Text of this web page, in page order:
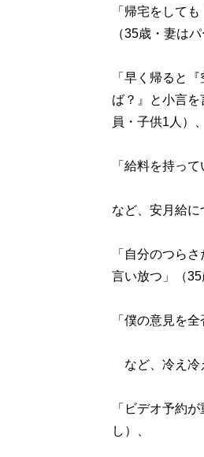
「帰宅をして
（35歳・妻は
「早く帰ると
ば？』と小言
員・子供1人）、
「給料を持っ
など、安月給に
「自分のつら
言い放つ」（35
「僕の意見を
など、冷え冷
「ビデオ予約
し）、